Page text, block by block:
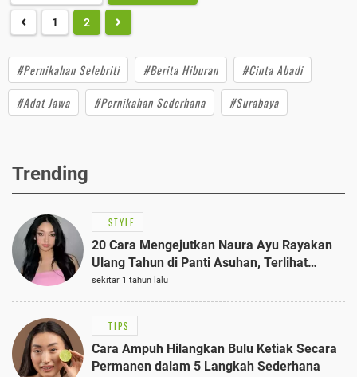
1 2
#Pernikahan Selebriti #Berita Hiburan
#Cinta Abadi
#Adat Jawa
#Pernikahan Sederhana #Surabaya
Trending
STYLE
20 Cara Mengejutkan Naura Ayu Rayakan
Ulang Tahun di Panti Asuhan, Terlihat
Anggun dengan Kaftan Cokelat
sekitar 1 tahun lalu
TIPS
Cara Ampuh Hilangkan Bulu Ketiak Secara
Permanen dalam 5 Langkah Sederhana